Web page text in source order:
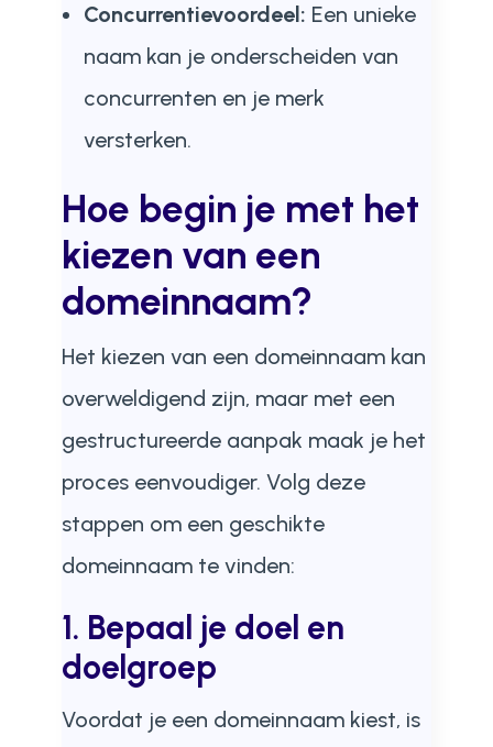
Concurrentievoordeel: Een unieke
naam kan je onderscheiden van
concurrenten en je merk
versterken.
Hoe begin je met het
kiezen van een
domeinnaam?
Het kiezen van een domeinnaam kan
overweldigend zijn, maar met een
gestructureerde aanpak maak je het
proces eenvoudiger. Volg deze
stappen om een geschikte
domeinnaam te vinden:
1. Bepaal je doel en
doelgroep
Voordat je een domeinnaam kiest, is